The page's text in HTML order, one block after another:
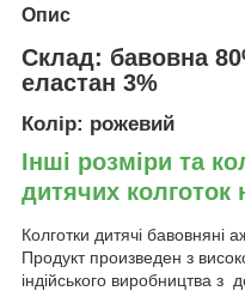
Опис
Склад: бавовна
еластан 3%
Колір: рожевий
Інші розміри та
дитячих колготок
Колготки дитячі бавовняні
Продукт произведен з
індійського виробництва з